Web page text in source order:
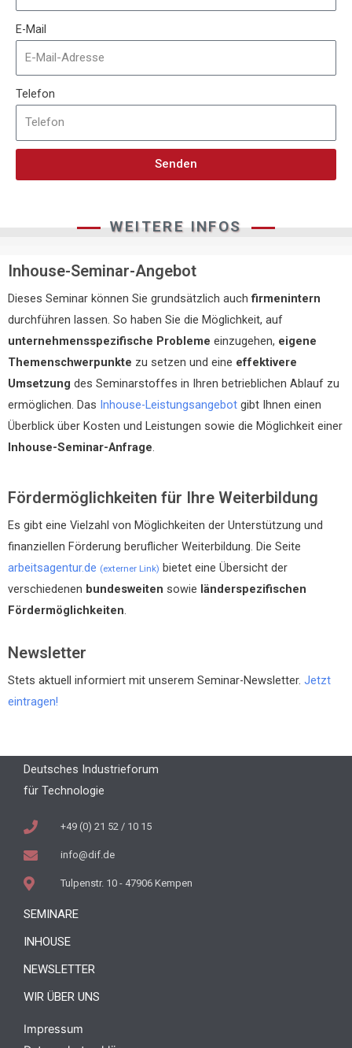
E-Mail
Telefon
Senden
WEITERE INFOS
Inhouse-Seminar-Angebot
Dieses Seminar können Sie grundsätzlich auchfirmenintern
durchführen lassen. So haben Sie die Möglichkeit, auf
unternehmensspezifische Probleme einzugehen, eigene
Themenschwerpunkte zu setzen und eine effektivere
Umsetzung des Seminarstoffes in Ihren betrieblichen Ablauf zu
ermöglichen. Das Inhouse-Leistungsangebot gibt Ihnen einen
Überblick über Kosten und Leistungen sowie die Möglichkeit einer
Inhouse-Seminar-Anfrage.
Fördermöglichkeiten für Ihre Weiterbildung
Es gibt eine Vielzahl von Möglichkeiten der Unterstützung und
finanziellen Förderung beruflicher Weiterbildung. Die Seite
arbeitsagentur.de (externer Link) bietet eine Übersicht der
verschiedenen bundesweiten sowie länderspezifischen
Fördermöglichkeiten.
Newsletter
Stets aktuell informiert mit unserem Seminar-Newsletter. Jetzt
eintragen!
Deutsches Industrieforum
für Technologie
+49 (0) 21 52 / 10 15
info@dif.de
Tulpenstr. 10 - 47906 Kempen
SEMINARE
INHOUSE
NEWSLETTER
WIR ÜBER UNS
Impressum